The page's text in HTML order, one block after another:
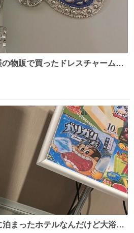
物販で買ったドレスチャームを
リーにして、リップにつけた
シュシュにつけたりしています
まったホテルなんだけど大浴場